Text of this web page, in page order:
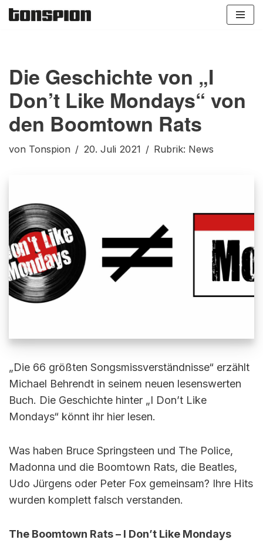
Die Geschichte von „I
Don’t Like Mondays“ von
den Boomtown Rats
von Tonspion 20. Juli 2021 Rubrik: News
„Die 66 größten Songsmissverständnisse“ erzählt
Michael Behrendt in seinem neuen lesenswerten
Buch. Die Geschichte hinter „I Don’t Like
Mondays“ könnt ihr hier lesen.
Was haben Bruce Springsteen und The Police,
Madonna und die Boomtown Rats, die Beatles,
Udo Jürgens oder Peter Fox gemeinsam? Ihre Hits
wurden komplett falsch verstanden.
The Boomtown Rats – I Don’t Like Mondays